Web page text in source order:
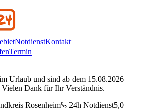
NotdienstKontakt
Termin
Urlaub und sind ab dem 15.08.2026
Dank für Ihr Verständnis.
Rosenheim 24h Notdienst5,0